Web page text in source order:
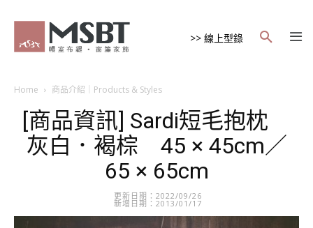
>> 線上型錄
Home 商品介紹｜Products & Styles
[商品資訊] Sardi短毛抱枕
灰白．褐棕 45 × 45cm／
65 × 65cm
更新日期：2022/09/26
新增日期：2013/01/17